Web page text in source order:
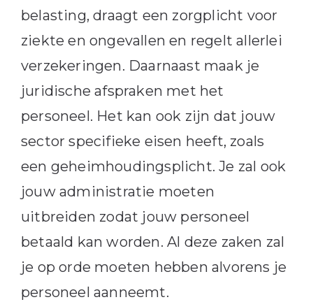
belasting, draagt een zorgplicht voor
ziekte en ongevallen en regelt allerlei
verzekeringen. Daarnaast maak je
juridische afspraken met het
personeel. Het kan ook zijn dat jouw
sector specifieke eisen heeft, zoals
een geheimhoudingsplicht. Je zal ook
jouw administratie moeten
uitbreiden zodat jouw personeel
betaald kan worden. Al deze zaken zal
je op orde moeten hebben alvorens je
personeel aanneemt.